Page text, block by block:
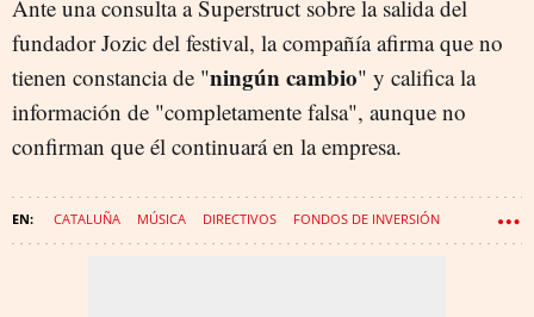
Ante una consulta a Superstruct sobre la salida del
fundador Jozic del festival, la compañía afirma que no
tienen constancia de "ningún cambio" y califica la
información de "completamente falsa", aunque no
confirman que él continuará en la empresa.
CATALUÑA MÚSICA DIRECTIVOS FONDOS DE INVERSIÓN